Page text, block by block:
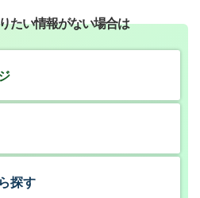
たい情報がない場合は
探す